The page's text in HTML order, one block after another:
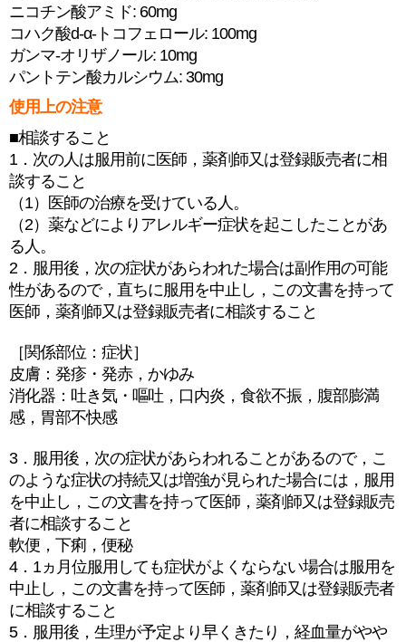
ニコチン酸アミド: 60mg
コハク酸d-α-トコフェロール: 100mg
ガンマ-オリザノール: 10mg
パントテン酸カルシウム: 30mg
使用上の注意
■相談すること
1．次の人は服用前に医師，薬剤師又は登録販売者に相
談すること
（1）医師の治療を受けている人。
（2）薬などによりアレルギー症状を起こしたことがあ
る人。
2．服用後，次の症状があらわれた場合は副作用の可能
性があるので，直ちに服用を中止し，この文書を持って
医師，薬剤師又は登録販売者に相談すること
［関係部位：症状］
皮膚：発疹・発赤，かゆみ
消化器：吐き気・嘔吐，口内炎，食欲不振，腹部膨満
感，胃部不快感
3．服用後，次の症状があらわれることがあるので，こ
のような症状の持続又は増強が見られた場合には，服用
を中止し，この文書を持って医師，薬剤師又は登録販売
者に相談すること
軟便，下痢，便秘
4．1ヵ月位服用しても症状がよくならない場合は服用を
中止し，この文書を持って医師，薬剤師又は登録販売者
に相談すること
5．服用後，生理が予定より早くきたり，経血量がやや